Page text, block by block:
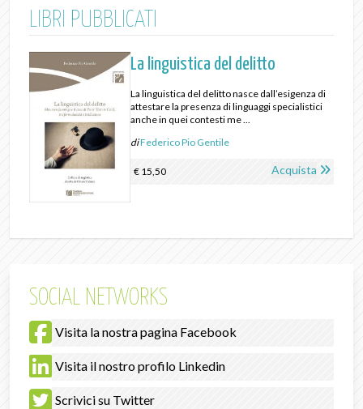
LIBRI PUBBLICATI
La linguistica del delitto
La linguistica del delitto nasce dall’esigenza di
attestare la presenza di linguaggi specialistici
anche in quei contesti me ...
diFederico Pio Gentile
€ 15,50 Acquista
SOCIAL NETWORKS
Visita la nostra pagina Facebook
Visita il nostro profilo Linkedin
Scrivici su Twitter